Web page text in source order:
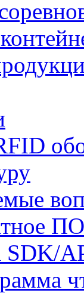
SDK/